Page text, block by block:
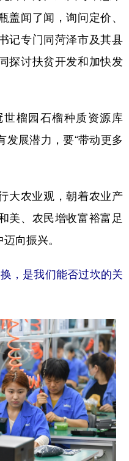
盖闻了闻，询问定价、
记专门同菏泽市及其县
探讨扶贫开发和加快发
榴园石榴种质资源库
发展潜力，要“带动更多
农业观，朝着农业产
美、农民增收富裕富足
向振兴。
，是我们能否过坎的关